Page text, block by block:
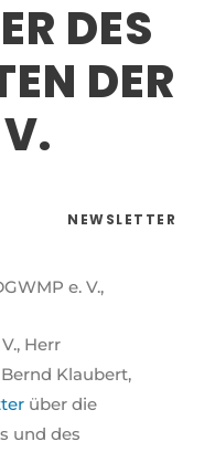
DES
DER
NEWSLETTER
e. V.,
Herr
Klaubert,
über die
und des